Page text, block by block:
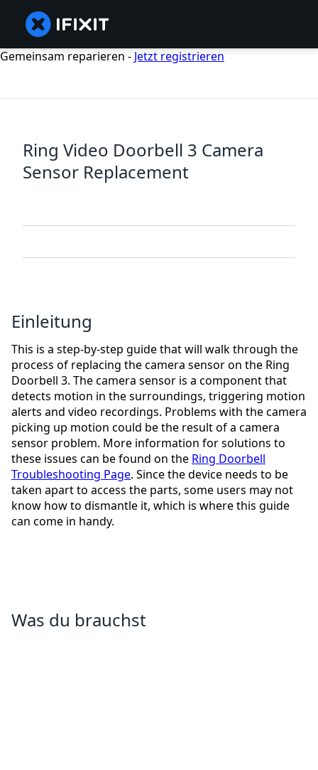
Gemeinsam reparieren - Jetzt registrieren
Ring Video Doorbell 3 Camera
Sensor Replacement
Einleitung
This is a step-by-step guide that will walk through the
process of replacing the camera sensor on the Ring
Doorbell 3. The camera sensor is a component that
detects motion in the surroundings, triggering motion
alerts and video recordings. Problems with the camera
picking up motion could be the result of a camera
sensor problem. More information for solutions to
these issues can be found on the Ring Doorbell
Troubleshooting Page. Since the device needs to be
taken apart to access the parts, some users may not
know how to dismantle it, which is where this guide
can come in handy.
Was du brauchst